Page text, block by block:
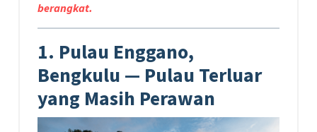
berangkat.
1. Pulau Enggano,
Bengkulu — Pulau Terluar
yang Masih Perawan